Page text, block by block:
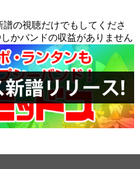
の視聴だけでもしてくださ
かバンドの収益がありません